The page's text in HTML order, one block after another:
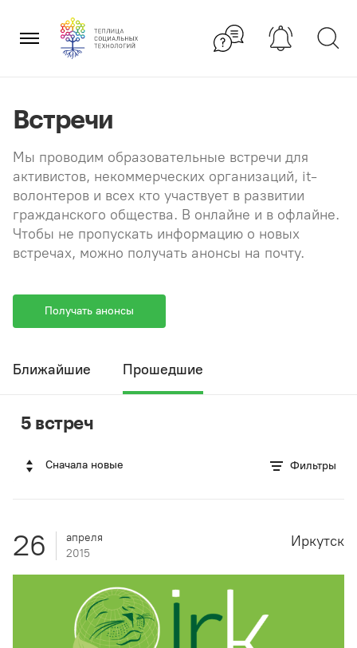
содержанию
×
Встречи
Мы проводим образовательные встречи для
активистов, некоммерческих организаций, it-
волонтеров и всех кто участвует в развитии
гражданского общества. В онлайне и в офлайне.
Чтобы не пропускать информацию о новых
встречах, можно получать анонсы на почту.
Получать анонсы
Ближайшие Прошедшие
5 встреч
Сначала новые Фильтры
26
апреля
2015
Иркутск